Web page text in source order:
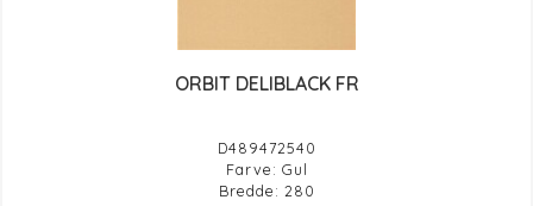
ORBIT DELIBLACK FR
D489472540
Farve: Gul
Bredde: 280